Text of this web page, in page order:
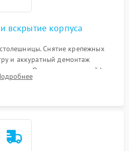
вскрытие корпуса
Снятие крепежных
и аккуратный демонтаж
Отсоединение шлейфов
к силовым платам, катушкам